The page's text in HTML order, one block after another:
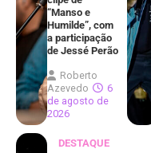
“Manso e
Humilde”, com
a participação
de Jessé Perão
Roberto
Azevedo
6
de agosto de
2026
DESTAQUE